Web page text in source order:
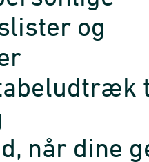
og
når dine